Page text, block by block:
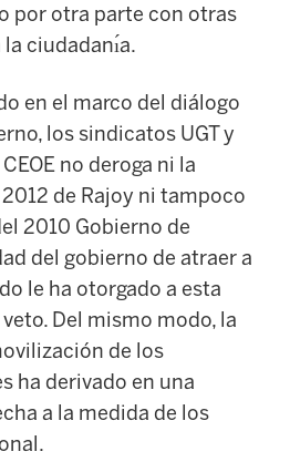
por otra parte con otras
ciudadanı́a.
en el marco del diálogo
los sindicatos UGT y
no deroga ni la
de Rajoy ni tampoco
2010 Gobierno de
del gobierno de atraer a
le ha otorgado a esta
Del mismo modo, la
de los
ha derivado en una
a la medida de los